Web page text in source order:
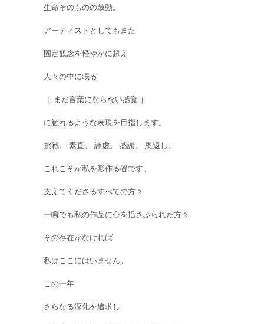
生命そのものの鼓動。
アーティストとしてもまた
固定観念を軽やかに超え
人々の中に眠る
［ まだ言葉にならない感覚 ］
に触れるような表現を目指します。
挑戦。 素直。 謙虚。 感謝。 恩返し。
これこそが私を形作る礎です。
支えてくださるすべての方々
一瞬でも私の作品に心を揺さぶられた方々
その存在がなければ
私はここにはいません。
この一年
さらなる深化を追求し